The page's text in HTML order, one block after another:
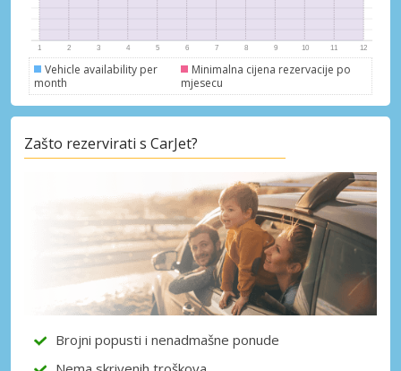
Vehicle availability per
month
Minimalna cijena rezervacije po
mjesecu
Zašto rezervirati s CarJet?
Brojni popusti i nenadmašne ponude